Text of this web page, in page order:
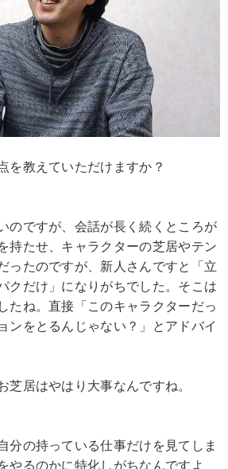
教えていただけますか？
のですが、会話が長く続くところが
持たせ、キャラクターの芝居やテン
ったのですが、新人さんですと「立
クだけ」になりがちでした。そこは
たね。直接「このキャラクターだっ
ンをとるんじゃない？」とアドバイ
居はやはり大事なんですね。
分の持っている仕事だけを見てしま
やるのかに特化しがちなんですよ